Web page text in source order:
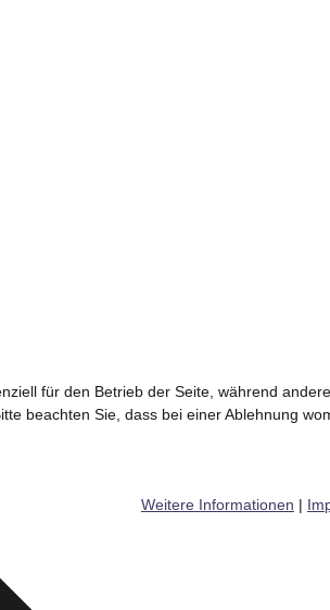
für den Betrieb der Seite, während
beachten Sie, dass bei einer Ablehnung
Weitere Informationen |